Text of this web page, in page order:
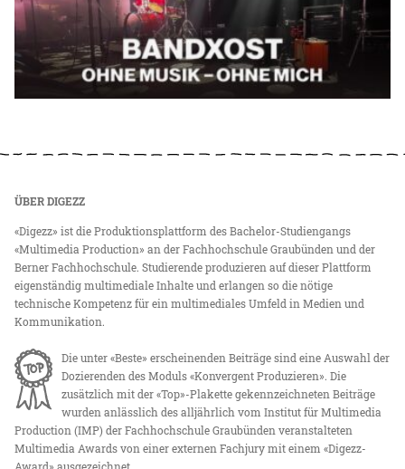
ÜBER DIGEZZ
«Digezz» ist die Produktionsplattform des Bachelor-Studiengangs
«Multimedia Production» an der Fachhochschule Graubünden und der
Berner Fachhochschule. Studierende produzieren auf dieser Plattform
eigenständig multimediale Inhalte und erlangen so die nötige
technische Kompetenz für ein multimediales Umfeld in Medien und
Kommunikation.
Die unter «Beste» erscheinenden Beiträge sind eine Auswahl der
Dozierenden des Moduls «Konvergent Produzieren». Die
zusätzlich mit der «Top»-Plakette gekennzeichneten Beiträge
wurden anlässlich des alljährlich vom Institut für Multimedia
Production (IMP) der Fachhochschule Graubünden veranstalteten
Multimedia Awards von einer externen Fachjury mit einem «Digezz-
Award» ausgezeichnet.